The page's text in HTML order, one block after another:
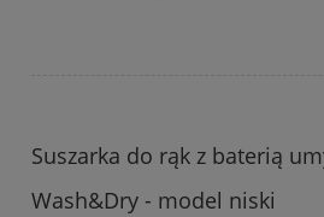
Suszarka do rąk z baterią
Wash&Dry - model niski